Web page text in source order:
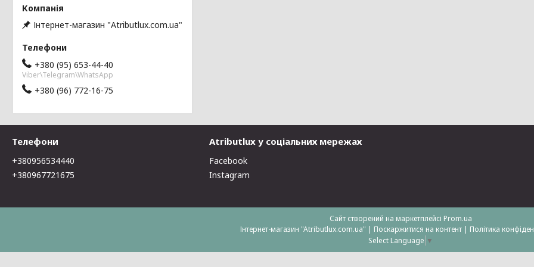
Інтернет-магазин "Atributlux.com.ua"
+380 (95) 653-44-40
Viber\Telegram\WhatsApp
+380 (96) 772-16-75
Телефони
+380956534440
+380967721675
Atributlux у соціальних мережах
Facebook
Instagram
Сайт створений на маркетплейсі Prom.ua
Інтернет-магазин "Atributlux.com.ua" | Поскаржитися на контент | Політика
Select Language ▼